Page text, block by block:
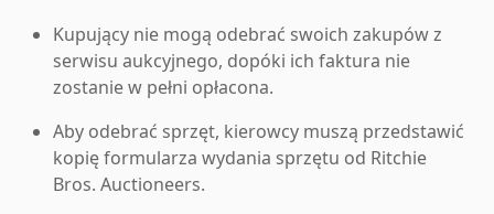
Kupujący nie mogą odebrać swoich zakupów z
serwisu aukcyjnego, dopóki ich faktura nie
zostanie w pełni opłacona.
Aby odebrać sprzęt, kierowcy muszą przedstawić
kopię formularza wydania sprzętu od Ritchie
Bros. Auctioneers.